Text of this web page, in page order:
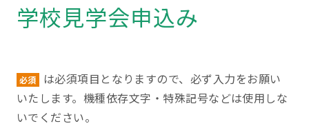
学校見学会申込み
必須
は必須項目となりますので、必ず入力をお願い
いたします。機種依存文字・特殊記号などは使用しな
いでください。